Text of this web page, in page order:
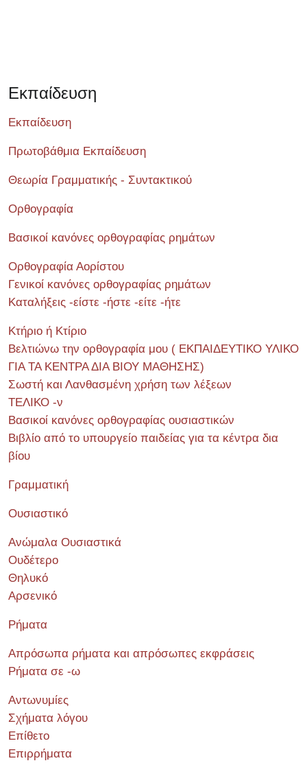
Εκπαίδευση
Εκπαίδευση
Πρωτοβάθμια Εκπαίδευση
Θεωρία Γραμματικής - Συντακτικού
Ορθογραφία
Βασικοί κανόνες ορθογραφίας ρημάτων
Ορθογραφία Αορίστου
Γενικοί κανόνες ορθογραφίας ρημάτων
Καταλήξεις -είστε -ήστε -είτε -ήτε
Κτήριο ή Κτίριο
Βελτιώνω την ορθογραφία μου ( ΕΚΠΑΙΔΕΥΤΙΚΟ ΥΛΙΚΟ
ΓΙΑ ΤΑ ΚΕΝΤΡΑ ΔΙΑ ΒΙΟΥ ΜΑΘΗΣΗΣ)
Σωστή και Λανθασμένη χρήση των λέξεων
ΤΕΛΙΚΟ -ν
Βασικοί κανόνες ορθογραφίας ουσιαστικών
Βιβλίο από το υπουργείο παιδείας για τα κέντρα δια
βίου
Γραμματική
Ουσιαστικό
Ανώμαλα Ουσιαστικά
Ουδέτερο
Θηλυκό
Αρσενικό
Ρήματα
Απρόσωπα ρήματα και απρόσωπες εκφράσεις
Ρήματα σε -ω
Αντωνυμίες
Σχήματα λόγου
Επίθετο
Επιρρήματα